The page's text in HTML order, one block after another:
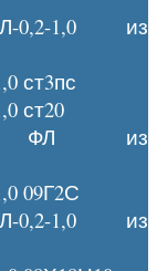
0,2-1,0 из
ст3пс
ст20
ФЛ из
09Г2С
0,2-1,0 из